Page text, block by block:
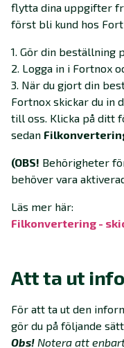
flytta dina uppgifter
först bli kund hos
1. Gör din beställning
2. Logga in i Fortnox
3. När du gjort din
Fortnox skickar du in
till oss. Klicka på ditt
sedan
(OBS! Behörigheter
behöver vara
Läs mer här:
Filkonvertering -
Att ta ut
För att ta ut den
gör du på följande
Obs! Notera att